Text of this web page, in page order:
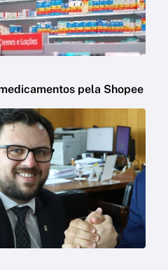
pela Shopee